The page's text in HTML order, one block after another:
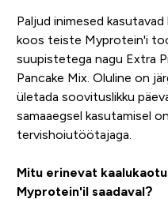
Paljud inimesed
koos teiste Myprotein'i
suupistetega nagu Extra
Pancake Mix. Oluline on
ületada soovituslikku
samaaegsel kasutamisel
tervishoiutöötajaga.
Mitu erinevat
Myprotein'il saadaval?